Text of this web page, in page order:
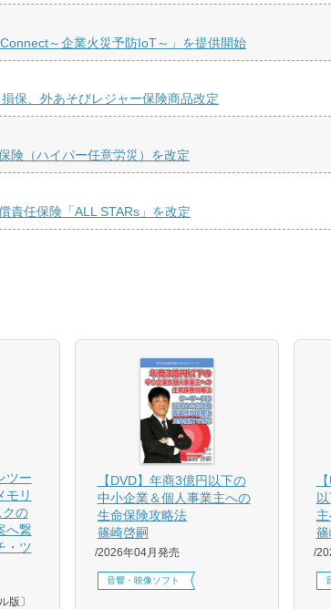
～企業火災予防IoT～」を提供開始
保、外あそびレジャー保険商品改定
険（ハイパー任意労災）を改定
責任保険「ALL STARs」を改定
ツー
モリ
クの
へ繋
・ツ
版〕
【DVD】年商3億円以下の
中小企業＆個人事業主への
生命保険攻略法
篠崎啓嗣
2026年04月発売
音響・映像ソフト